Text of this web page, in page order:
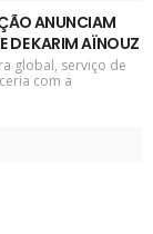
ANUNCIAM
DE KARIM AÏNOUZ
global, serviço de
com a